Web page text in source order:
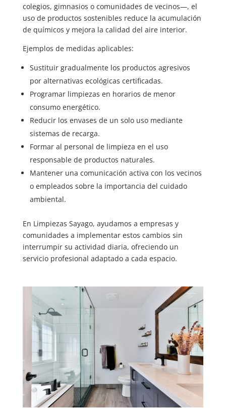
colegios, gimnasios o comunidades de vecinos—, el
uso de productos sostenibles reduce la acumulación
de químicos y mejora la calidad del aire interior.
Ejemplos de medidas aplicables:
Sustituir gradualmente los productos agresivos
por alternativas ecológicas certificadas.
Programar limpiezas en horarios de menor
consumo energético.
Reducir los envases de un solo uso mediante
sistemas de recarga.
Formar al personal de limpieza en el uso
responsable de productos naturales.
Mantener una comunicación activa con los vecinos
o empleados sobre la importancia del cuidado
ambiental.
En Limpiezas Sayago, ayudamos a empresas y
comunidades a implementar estos cambios sin
interrumpir su actividad diaria, ofreciendo un
servicio profesional adaptado a cada espacio.